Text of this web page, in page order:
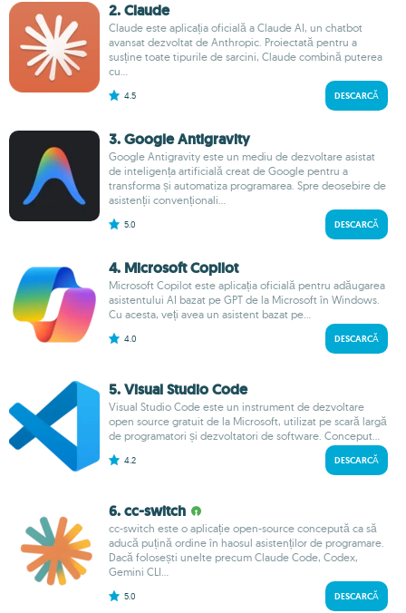
2. Claude
Claude este aplicația oficială a Claude AI, un chatbot
avansat dezvoltat de Anthropic. Proiectată pentru a
susține toate tipurile de sarcini, Claude combină puterea
cu...
4.5 DESCARCĂ
3. Google Antigravity
Google Antigravity este un mediu de dezvoltare asistat
de inteligența artificială creat de Google pentru a
transforma și automatiza programarea. Spre deosebire de
asistenții convenționali...
5.0 DESCARCĂ
4. Microsoft Copilot
Microsoft Copilot este aplicația oficială pentru adăugarea
asistentului AI bazat pe GPT de la Microsoft în Windows.
Cu acesta, veți avea un asistent bazat pe...
4.0 DESCARCĂ
5. Visual Studio Code
Visual Studio Code este un instrument de dezvoltare
open source gratuit de la Microsoft, utilizat pe scară largă
de programatori și dezvoltatori de software. Conceput...
4.2 DESCARCĂ
6. cc-switch
cc-switch este o aplicație open-source concepută ca să
aducă puțină ordine în haosul asistenților de programare.
Dacă folosești unelte precum Claude Code, Codex,
Gemini CLI...
5.0 DESCARCĂ